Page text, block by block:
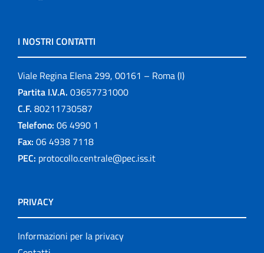
I NOSTRI CONTATTI
Viale Regina Elena 299, 00161 – Roma (I)
Partita I.V.A. 03657731000
C.F. 80211730587
Telefono: 06 4990 1
Fax: 06 4938 7118
PEC: protocollo.centrale@pec.iss.it
PRIVACY
Informazioni per la privacy